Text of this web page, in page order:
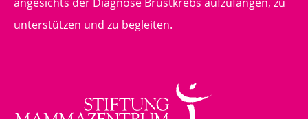
unterstützen und zu begleiten.